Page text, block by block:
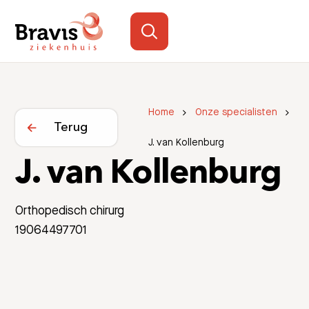
Home Onze specialisten
J. van Kollenburg
Terug
J. van Kollenburg
Orthopedisch chirurg
19064497701